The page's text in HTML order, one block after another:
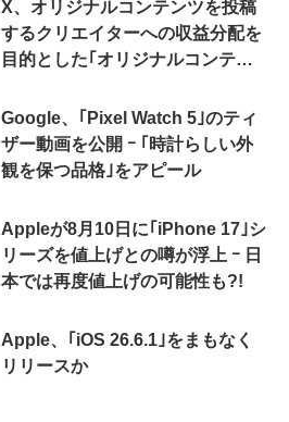
X、オリジナルコンテンツを投稿
するクリエイターへの収益分配を
目的とした｢オリジナルコンテン
来の｢収益分配｣は廃止
Google、｢Pixel Watch 5｣のティ
ザー動画を公開 ｰ ｢時計らしい外
観を保つ品格｣をアピール
Appleが8月10日に｢iPhone 17｣シ
リーズを値上げとの噂が浮上 ｰ 日
本では再度値上げの可能性も?!
Apple、｢iOS 26.6.1｣をまもなく
リリースか